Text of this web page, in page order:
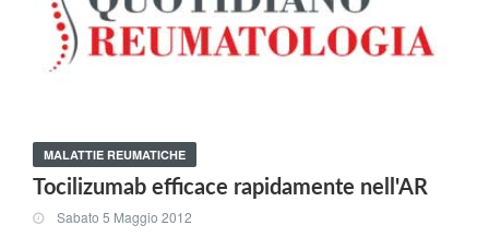
MALATTIE REUMATICHE
Tocilizumab efficace rapidamente nell'AR
Sabato 5 Maggio 2012